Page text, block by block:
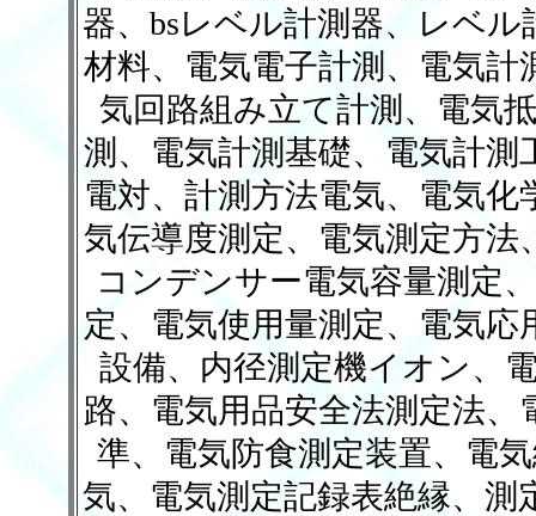
器、bsレベル計測器、レベ
材料、電気電子計測、電気
気回路組み立て計測、電気
測、電気計測基礎、電気計
電対、計測方法電気、電気
気伝導度測定、電気測定方
コンデンサー電気容量測定
定、電気使用量測定、電気
設備、内径測定機イオン、
路、電気用品安全法測定法
準、電気防食測定装置、電
気、電気測定記録表絶縁、